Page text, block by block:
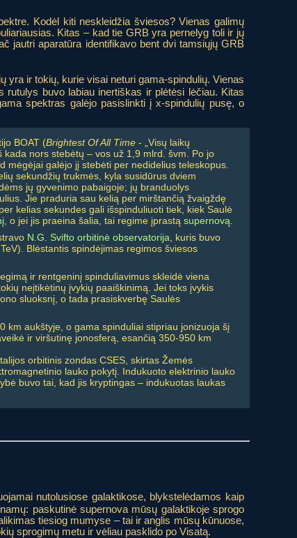
Kodėl kiti neskleidžia šviesos? Vienas galimų
Kitas – kad tie GRB yra pernelyg toli ir jų
jautri aparatūra identifikavo bent dvi tamsiųjų GRB
yra ir tokių, kurie visai neturi gama-spindulių. Vienas
rutulys buvo labiau inertiškas ir plėtėsi lėčiau. Kitas
spektras galėjo pasislinkti į x-spindulių pusę, o
BOAT (Brightest Of All Time - „Visų laikų
nors stebėtų – vos už 1,9 mlrd. švm. Po jo
galėjo jį stebėti per nedidelius teleskopus.
sekundžių trukmės, kyla susidūrus dviem
jų gyvenimo pabaigoje; jų branduolys
Jie praduria sau kelią per mirštančią žvaigždę
kelias sekundes gali išspinduliuoti tiek, kiek Saulė
, o jei jis praeina šalia, tai regime įprastą supernovą
N.G. Svifto orbitinė observatorija , kuris buvo
Blėstantis spindėjimas regimos šviesos
ir rentgeninį spinduliavimus skleidė viena
neįtikėtinų įvykių paaiškinimą. Jei toks įvykis
sluoksnį, o tada prasiskverbę Saulės
km aukštyje, o gama spinduliai stipriau jonizuoja šį
ir viršutinę jonosferą, esančią 350-950 km
orbitinis zondas CSES, skirtas Žemės
lauko pokytį. Indukuoto elektrinio lauko
buvo tai, kad jis kryptingas – indukuotas laukas
nutolusiose galaktikose, blykstelėdamos kaip
paskutinė supernova mūsų galaktikoje sprogo
tiesiog mumyse – tai ir anglis mūsų kūnuose,
sprogimų metu ir vėliau pasklido po Visatą.